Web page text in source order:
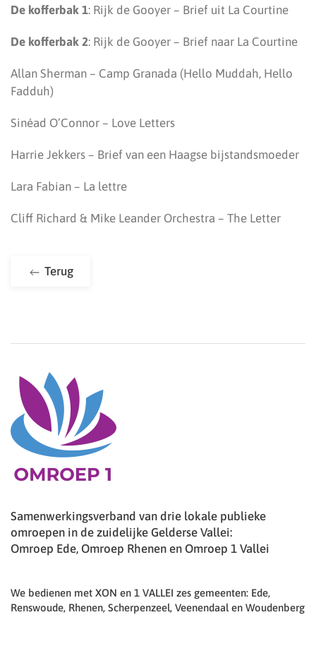
De kofferbak 1: Rijk de Gooyer – Brief uit La Courtine
De kofferbak 2: Rijk de Gooyer – Brief naar La Courtine
Allan Sherman – Camp Granada (Hello Muddah, Hello
Fadduh)
Sinéad O’Connor – Love Letters
Harrie Jekkers – Brief van een Haagse bijstandsmoeder
Lara Fabian – La lettre
Cliff Richard & Mike Leander Orchestra – The Letter
Terug
Samenwerkingsverband van drie lokale publieke
omroepen in de zuidelijke Gelderse Vallei:
Omroep Ede, Omroep Rhenen en Omroep 1 Vallei
We bedienen met XON en 1 VALLEI zes gemeenten: Ede,
Renswoude, Rhenen, Scherpenzeel, Veenendaal en Woudenberg